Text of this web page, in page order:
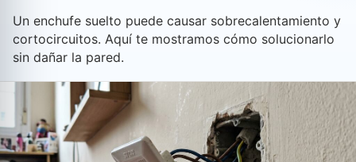
Un enchufe suelto puede causar sobrecalentamiento y
cortocircuitos. Aquí te mostramos cómo solucionarlo
sin dañar la pared.